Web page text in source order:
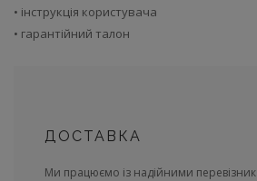
• інструкція користувача
• гарантійний талон
ДОСТАВКА
Ми працюємо із надійними